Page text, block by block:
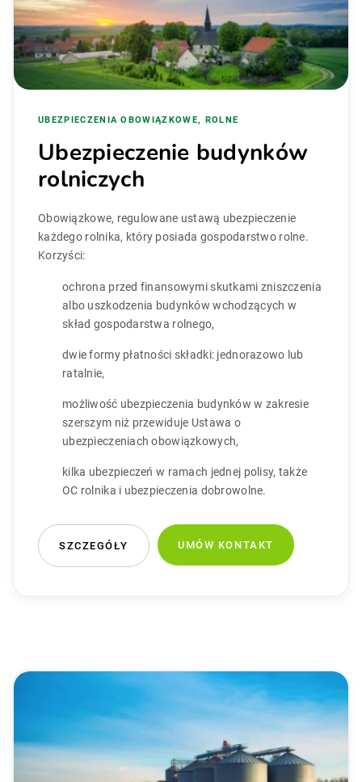
UBEZPIECZENIA OBOWIĄZKOWE, ROLNE
Ubezpieczenie budynków
rolniczych
Obowiązkowe, regulowane ustawą ubezpieczenie
każdego rolnika, który posiada gospodarstwo rolne.
Korzyści:
ochrona przed finansowymi skutkami zniszczenia
albo uszkodzenia budynków wchodzących w
skład gospodarstwa rolnego,
dwie formy płatności składki: jednorazowo lub
ratalnie,
możliwość ubezpieczenia budynków w zakresie
szerszym niż przewiduje Ustawa o
ubezpieczeniach obowiązkowych,
kilka ubezpieczeń w ramach jednej polisy, także
OC rolnika i ubezpieczenia dobrowolne.
SZCZEGÓŁY UMÓW KONTAKT